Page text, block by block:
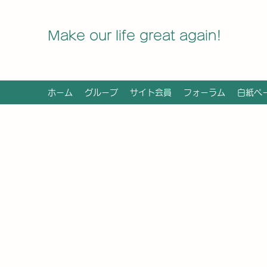
Make our life great again!
ホーム グループ サイト会員 フォーラム 白紙ペ